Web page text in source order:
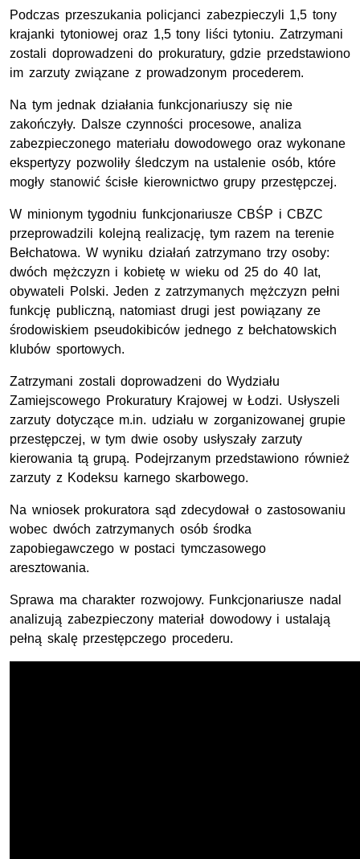
Podczas przeszukania policjanci zabezpieczyli 1,5 tony
krajanki tytoniowej oraz 1,5 tony liści tytoniu. Zatrzymani
zostali doprowadzeni do prokuratury, gdzie przedstawiono
im zarzuty związane z prowadzonym procederem.
Na tym jednak działania funkcjonariuszy się nie
zakończyły. Dalsze czynności procesowe, analiza
zabezpieczonego materiału dowodowego oraz wykonane
ekspertyzy pozwoliły śledczym na ustalenie osób, które
mogły stanowić ścisłe kierownictwo grupy przestępczej.
W minionym tygodniu funkcjonariusze CBŚP i CBZC
przeprowadzili kolejną realizację, tym razem na terenie
Bełchatowa. W wyniku działań zatrzymano trzy osoby:
dwóch mężczyzn i kobietę w wieku od 25 do 40 lat,
obywateli Polski. Jeden z zatrzymanych mężczyzn pełni
funkcję publiczną, natomiast drugi jest powiązany ze
środowiskiem pseudokibiców jednego z bełchatowskich
klubów sportowych.
Zatrzymani zostali doprowadzeni do Wydziału
Zamiejscowego Prokuratury Krajowej w Łodzi. Usłyszeli
zarzuty dotyczące m.in. udziału w zorganizowanej grupie
przestępczej, w tym dwie osoby usłyszały zarzuty
kierowania tą grupą. Podejrzanym przedstawiono również
zarzuty z Kodeksu karnego skarbowego.
Na wniosek prokuratora sąd zdecydował o zastosowaniu
wobec dwóch zatrzymanych osób środka
zapobiegawczego w postaci tymczasowego
aresztowania.
Sprawa ma charakter rozwojowy. Funkcjonariusze nadal
analizują zabezpieczony materiał dowodowy i ustalają
pełną skalę przestępczego procederu.